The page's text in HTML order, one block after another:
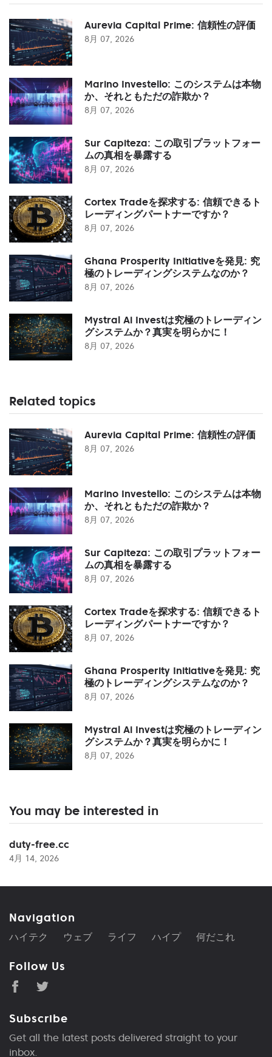
Aurevia Capital Prime: 信頼性の評価
8月 07, 2026
Marino Investello: このシステムは本物
か、それともただの詐欺か？
8月 07, 2026
Sur Capiteza: この取引プラットフォー
ムの真相を暴露する
8月 07, 2026
Cortex Tradeを探求する: 信頼できるト
レーディングパートナーですか？
8月 07, 2026
Ghana Prosperity Initiativeを発見: 究
極のトレーディングシステムなのか？
8月 07, 2026
Mystral Ai Investは究極のトレーディン
グシステムか？真実を明らかに！
8月 07, 2026
Related topics
Aurevia Capital Prime: 信頼性の評価
8月 07, 2026
Marino Investello: このシステムは本物
か、それともただの詐欺か？
8月 07, 2026
Sur Capiteza: この取引プラットフォー
ムの真相を暴露する
8月 07, 2026
Cortex Tradeを探求する: 信頼できるト
レーディングパートナーですか？
8月 07, 2026
Ghana Prosperity Initiativeを発見: 究
極のトレーディングシステムなのか？
8月 07, 2026
Mystral Ai Investは究極のトレーディン
グシステムか？真実を明らかに！
8月 07, 2026
You may be interested in
duty-free.cc
4月 14, 2026
Navigation
ハイテク ウェブ ライフ ハイプ 何だこれ
Follow Us
Subscribe
Get all the latest posts delivered straight to your
inbox.